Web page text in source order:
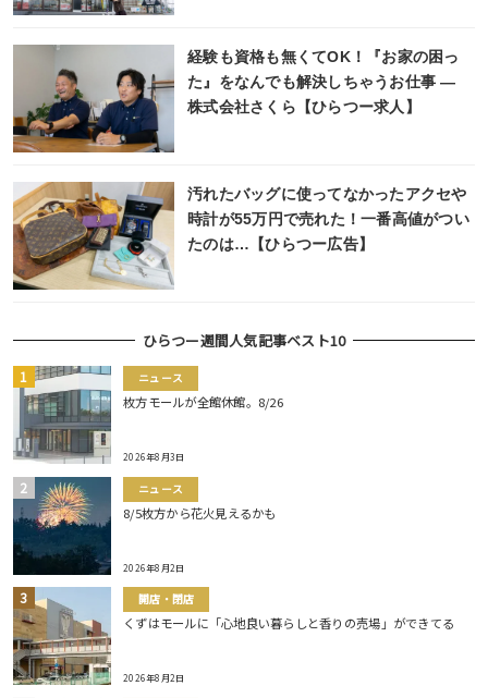
経験も資格も無くてOK！『お家の困っ
た』をなんでも解決しちゃうお仕事 ―
株式会社さくら【ひらつー求人】
汚れたバッグに使ってなかったアクセや
時計が55万円で売れた！一番高値がつい
たのは…【ひらつー広告】
ひらつー週間人気記事ベスト10
ニュース
枚方モールが全館休館。8/26
2026年8月3日
ニュース
8/5枚方から花火見えるかも
2026年8月2日
開店・閉店
くずはモールに「心地良い暮らしと香りの売場」ができてる
2026年8月2日